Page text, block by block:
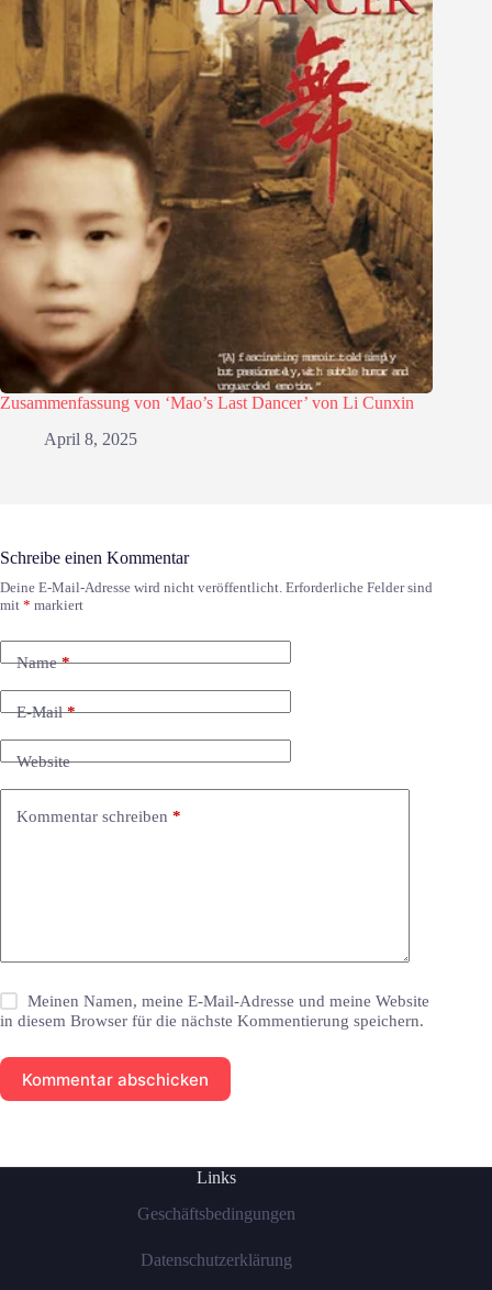
Zusammenfassung von ‘Mao’s Last Dancer’ von Li Cunxin
April 8, 2025
Schreibe einen Kommentar
Deine E-Mail-Adresse wird nicht veröffentlicht. Erforderliche Felder sind
mit * markiert
Name*
E-Mail*
Website
Kommentar schreiben *
Meinen Namen, meine E-Mail-Adresse und meine Website
in diesem Browser für die nächste Kommentierung speichern.
Kommentar abschicken
Links
Geschäftsbedingungen
Datenschutzerklärung